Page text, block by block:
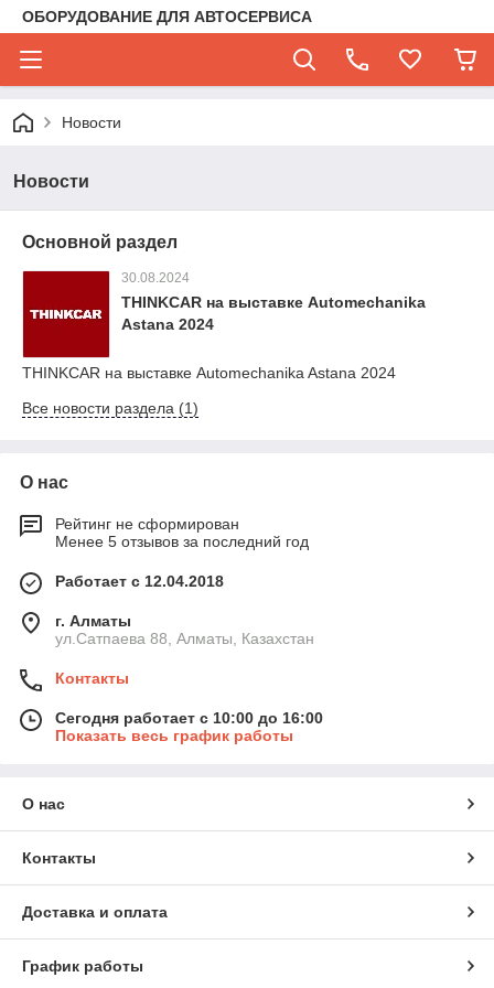
ОБОРУДОВАНИЕ ДЛЯ АВТОСЕРВИСА
Новости
Новости
Основной раздел
30.08.2024
THINKCAR на выставке Automechanika
Astana 2024
THINKCAR на выставке Automechanika Astana 2024
Все новости раздела (1)
О нас
Рейтинг не сформирован
Менее 5 отзывов за последний год
Работает с 12.04.2018
г. Алматы
ул.Сатпаева 88, Алматы, Казахстан
Контакты
Сегодня работает с 10:00 до 16:00
Показать весь график работы
О нас
Контакты
Доставка и оплата
График работы